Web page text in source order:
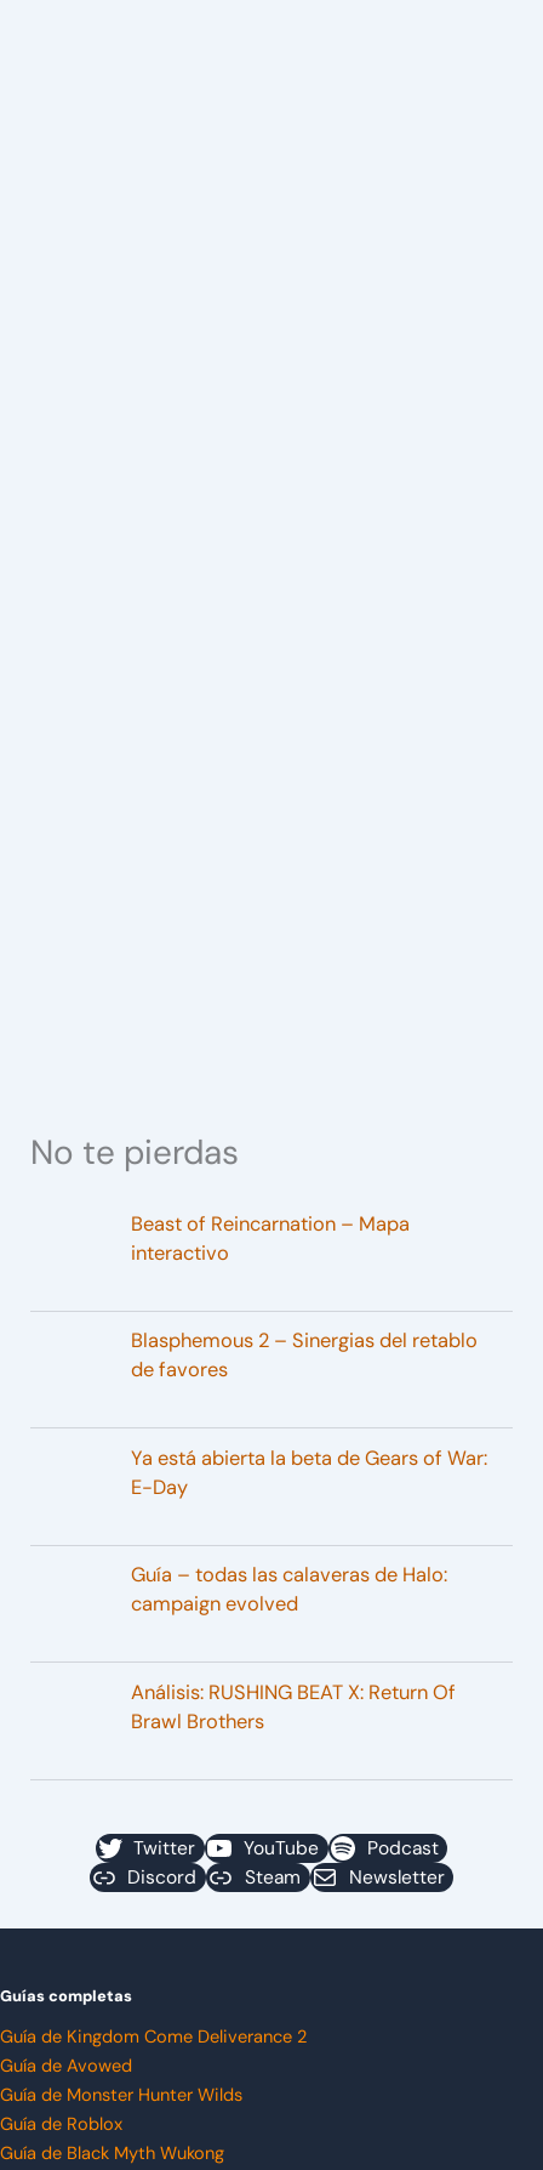
No te pierdas
Beast of Reincarnation – Mapa
interactivo
Blasphemous 2 – Sinergias del retablo
de favores
Ya está abierta la beta de Gears of War:
E-Day
Guía – todas las calaveras de Halo:
campaign evolved
Análisis: RUSHING BEAT X: Return Of
Brawl Brothers
Twitter YouTube
Podcast
Discord
Steam Newsletter
Guías completas
Guía de Kingdom Come Deliverance 2
Guía de Avowed
Guía de Monster Hunter Wilds
Guía de Roblox
Guía de Black Myth Wukong